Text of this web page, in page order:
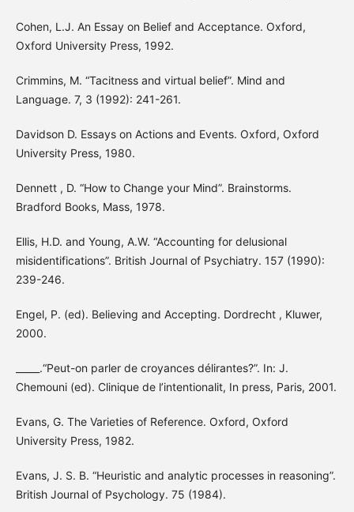
Cohen, L.J. An Essay on Belief and Acceptance. Oxford,
Oxford University Press, 1992.
Crimmins, M. “Tacitness and virtual belief”. Mind and
Language. 7, 3 (1992): 241-261.
Davidson D. Essays on Actions and Events. Oxford, Oxford
University Press, 1980.
Dennett , D. “How to Change your Mind”. Brainstorms.
Bradford Books, Mass, 1978.
Ellis, H.D. and Young, A.W. “Accounting for delusional
misidentifications”. British Journal of Psychiatry. 157 (1990):
239-246.
Engel, P. (ed). Believing and Accepting. Dordrecht , Kluwer,
2000.
_____.“Peut-on parler de croyances délirantes?”. In: J.
Chemouni (ed). Clinique de l’intentionalit, In press, Paris, 2001.
Evans, G. The Varieties of Reference. Oxford, Oxford
University Press, 1982.
Evans, J. S. B. “Heuristic and analytic processes in reasoning”.
British Journal of Psychology. 75 (1984).